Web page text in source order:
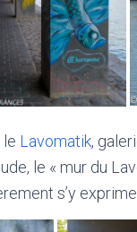
le Lavomatik,
le « mur du
s’y